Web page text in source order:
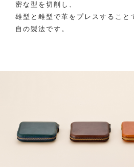
密な型を切削し、
雄型と雌型で革をプレスすること
自の製法です。